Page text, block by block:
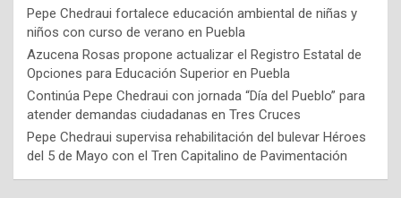
Pepe Chedraui fortalece educación ambiental de niñas y
niños con curso de verano en Puebla
Azucena Rosas propone actualizar el Registro Estatal de
Opciones para Educación Superior en Puebla
Continúa Pepe Chedraui con jornada “Día del Pueblo” para
atender demandas ciudadanas en Tres Cruces
Pepe Chedraui supervisa rehabilitación del bulevar Héroes
del 5 de Mayo con el Tren Capitalino de Pavimentación